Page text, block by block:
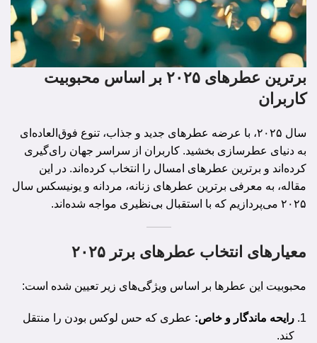
برترین عطرهای ۲۰۲۵ بر اساس محبوبیت
کاربران
سال ۲۰۲۵، با عرضه عطرهای جدید و جذاب، تنوع فوق‌العاده‌ای
به دنیای عطرسازی بخشید. کاربران از سراسر جهان رای‌گیری
کرده‌اند و برترین عطرهای امسال را انتخاب کرده‌اند. در این
مقاله، به معرفی برترین عطرهای زنانه، مردانه و یونیسکس سال
۲۰۲۵ می‌پردازیم که با استقبال بی‌نظیری مواجه شده‌اند.
معیارهای انتخاب عطرهای برتر ۲۰۲۵
محبوبیت این عطرها بر اساس ویژگی‌های زیر تعیین شده است:
رایحه ماندگار و خاص: عطری که حس لوکس بودن را منتقل
کند.